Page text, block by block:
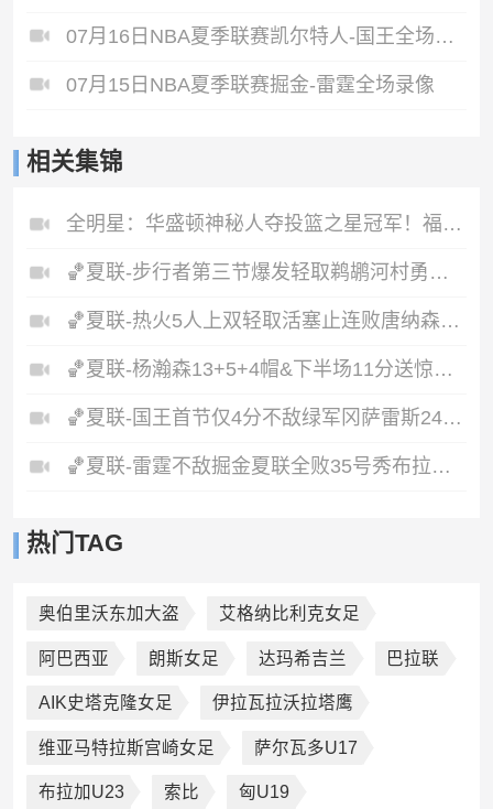
07月16日NBA夏季联赛凯尔特人-国王全场录像
07月15日NBA夏季联赛掘金-雷霆全场录像
相关集锦
全明星：华盛顿神秘人夺投篮之星冠军！福德夺得三分大赛冠军！
🏀夏联-步行者第三节爆发轻取鹈鹕河村勇辉5+5+12斯劳森22分
🏀夏联-热火5人上双轻取活塞止连败唐纳森20+8+10奥科里27分
🏀夏联-杨瀚森13+5+4帽&下半场11分送惊艳妙传开拓者力克掘金
🏀夏联-国王首节仅4分不敌绿军冈萨雷斯24+10+5塞纳克10+12
🏀夏联-雷霆不敌掘金夏联全败35号秀布拉齐尔32+6马拉14+7+6
热门TAG
奥伯里沃东加大盗 艾格纳比利克女足
阿巴西亚 朗斯女足 达玛希吉兰 巴拉联
AIK史塔克隆女足 伊拉瓦拉沃拉塔鹰
维亚马特拉斯宫崎女足 萨尔瓦多U17
布拉加U23 索比 匈U19